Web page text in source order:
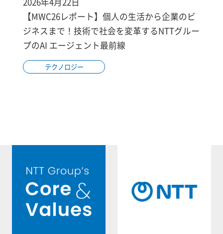
【MWC26レポート】個人の生活から企業のビ
ジネスまで！技術で社会を変革するNTTグルー
プのAI エージェント最前線
テクノロジー